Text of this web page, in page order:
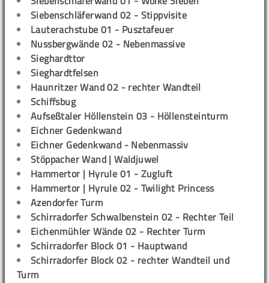
Siebenschläferwand 02 - Stippvisite
Lauterachstube 01 - Pusztafeuer
Nussbergwände 02 - Nebenmassive
Sieghardttor
Sieghardtfelsen
Haunritzer Wand 02 - rechter Wandteil
Schiffsbug
Aufseßtaler Höllenstein 03 - Höllensteinturm
Eichner Gedenkwand
Eichner Gedenkwand - Nebenmassiv
Stöppacher Wand | Waldjuwel
Hammertor | Hyrule 01 - Zugluft
Hammertor | Hyrule 02 - Twilight Princess
Azendorfer Turm
Schirradorfer Schwalbenstein 02 - Rechter Teil
Eichenmühler Wände 02 - Rechter Turm
Schirradorfer Block 01 - Hauptwand
Schirradorfer Block 02 - rechter Wandteil und
Turm